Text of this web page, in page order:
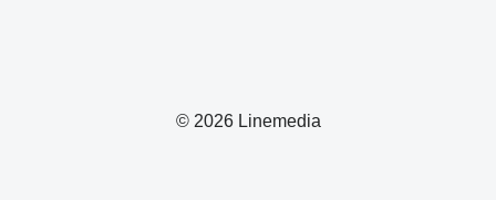
© 2026 Linemedia